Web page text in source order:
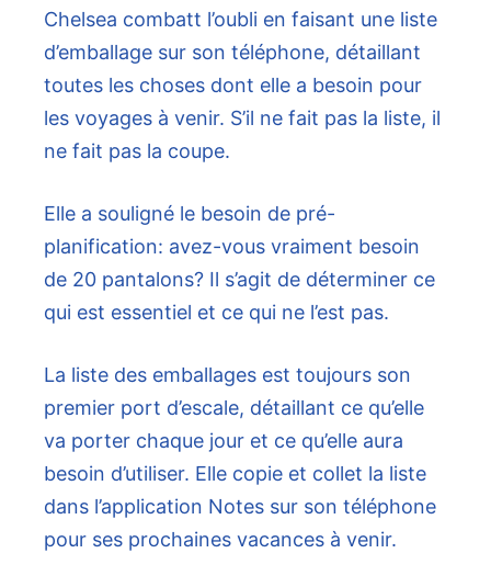
Chelsea combatt l’oubli en faisant une liste
d’emballage sur son téléphone, détaillant
toutes les choses dont elle a besoin pour
les voyages à venir. S’il ne fait pas la liste, il
ne fait pas la coupe.
Elle a souligné le besoin de pré-
planification: avez-vous vraiment besoin
de 20 pantalons? Il s’agit de déterminer ce
qui est essentiel et ce qui ne l’est pas.
La liste des emballages est toujours son
premier port d’escale, détaillant ce qu’elle
va porter chaque jour et ce qu’elle aura
besoin d’utiliser. Elle copie et collet la liste
dans l’application Notes sur son téléphone
pour ses prochaines vacances à venir.